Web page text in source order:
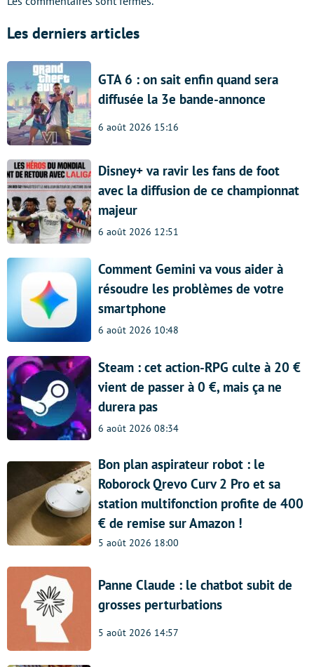
Les derniers articles
GTA 6 : on sait enfin quand sera
diffusée la 3e bande-annonce
6 août 2026 15:16
Disney+ va ravir les fans de foot
avec la diffusion de ce championnat
majeur
6 août 2026 12:51
Comment Gemini va vous aider à
résoudre les problèmes de votre
smartphone
6 août 2026 10:48
Steam : cet action-RPG culte à 20 €
vient de passer à 0 €, mais ça ne
durera pas
6 août 2026 08:34
Bon plan aspirateur robot : le
Roborock Qrevo Curv 2 Pro et sa
station multifonction profite de 400
€ de remise sur Amazon !
5 août 2026 18:00
Panne Claude : le chatbot subit de
grosses perturbations
5 août 2026 14:57